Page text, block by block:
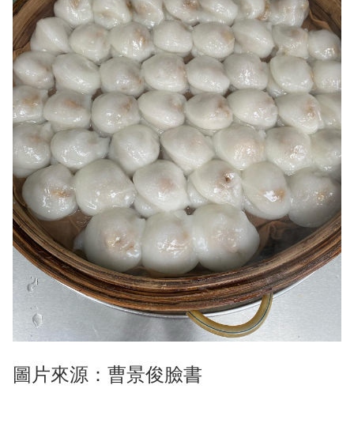
圖片來源：曹景俊臉書